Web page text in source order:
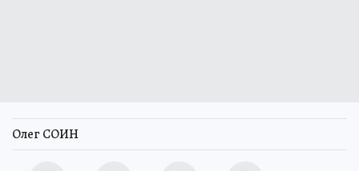
Олег СОИН